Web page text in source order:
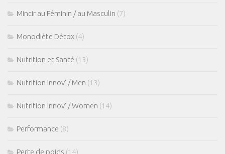
Mincir au Féminin / au Masculin (7)
Monodiète Détox (4)
Nutrition et Santé (13)
Nutrition Innov' / Men (13)
Nutrition innov' / Women (14)
Performance (8)
Perte de poids (14)